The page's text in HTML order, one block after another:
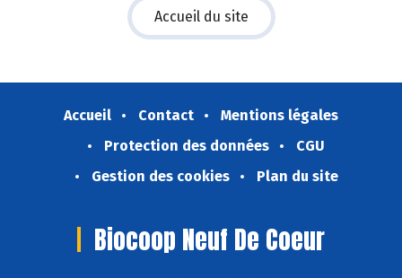
Accueil du site
Accueil Contact
Mentions légales
Protection des données
CGU
Gestion des cookies
Plan du site
Biocoop Neuf De Coeur